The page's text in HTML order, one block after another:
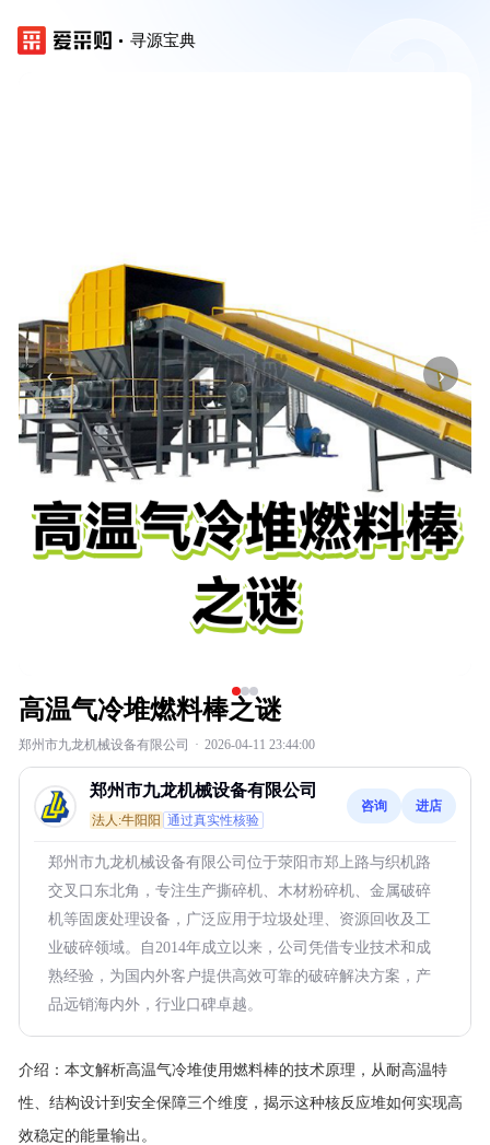
寻源宝典
‹ ›
高温气冷堆燃料棒之谜
郑州市九龙机械设备有限公司 · 2026-04-11 23:44:00
郑州市九龙机械设备有限公司
法人:牛阳阳 通过真实性核验
咨询 进店
郑州市九龙机械设备有限公司位于荥阳市郑上路与织机路
交叉口东北角，专注生产撕碎机、木材粉碎机、金属破碎
机等固废处理设备，广泛应用于垃圾处理、资源回收及工
业破碎领域。自2014年成立以来，公司凭借专业技术和成
熟经验，为国内外客户提供高效可靠的破碎解决方案，产
品远销海内外，行业口碑卓越。
介绍： 本文解析高温气冷堆使用燃料棒的技术原理，从耐高温特
性、结构设计到安全保障三个维度，揭示这种核反应堆如何实现高
效稳定的能量输出。